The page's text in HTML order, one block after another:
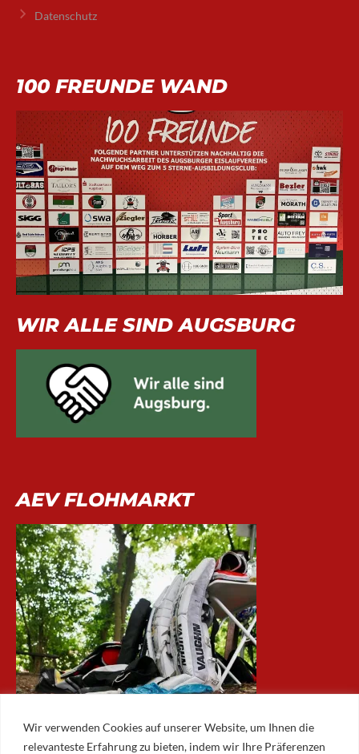
Wir verwenden Cookies auf unserer Website, um Ihnen die
relevanteste Erfahrung zu bieten, indem wir Ihre Präferenzen
Datenschutz
100 FREUNDE WAND
WIR ALLE SIND AUGSBURG
AEV FLOHMARKT